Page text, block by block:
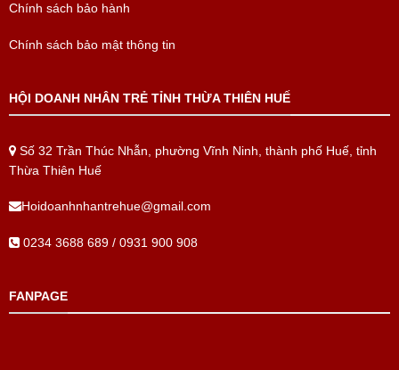
Chính sách bảo hành
Chính sách bảo mật thông tin
HỘI DOANH NHÂN TRẺ TỈNH THỪA THIÊN HUẾ
Số 32 Trần Thúc Nhẫn, phường Vĩnh Ninh, thành phố Huế, tỉnh
Thừa Thiên Huế
Hoidoanhnhantrehue@gmail.com
0234 3688 689 / 0931 900 908
FANPAGE